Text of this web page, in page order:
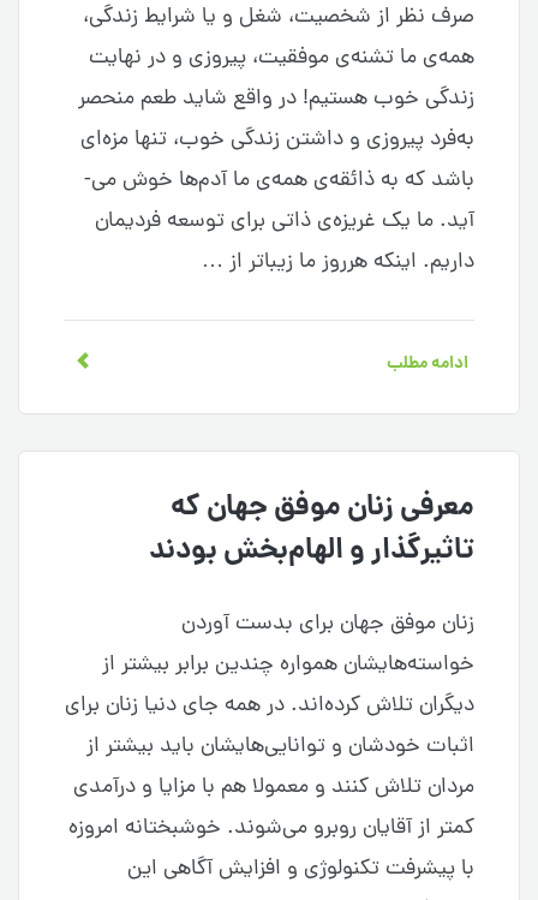
صرف نظر از شخصیت، شغل و یا شرایط زندگی،
همه‌­ی ما تشنه‌­ی موفقیت، پیروزی و در نهایت
زندگی خوب هستیم! در واقع شاید طعم منحصر
به‌فرد پیروزی و داشتن زندگی خوب، تنها مزه‌ای
باشد که به ذائقه‌­ی همه­‌ی ما آدم­‌ها خوش می‌­
آید. ما یک غریزه‌­ی ذاتی برای توسعه‌­ فردی­مان
داریم. اینکه هر­روز ما زیباتر از …
ادامه مطلب
معرفی زنان موفق جهان که
تاثیرگذار و الهام‌بخش بودند
زنان موفق جهان برای بدست آوردن
خواسته‌هایشان همواره چندین برابر بیشتر از
دیگران تلاش کرده‌اند. در همه جای دنیا زنان برای
اثبات خودشان و توانایی‌هایشان باید بیشتر از
مردان تلاش کنند و معمولا هم با مزایا و درآمدی
کمتر از آقایان روبرو می‌شوند. خوشبختانه امروزه
با پیشرفت تکنولوژی و افزایش آگاهی این